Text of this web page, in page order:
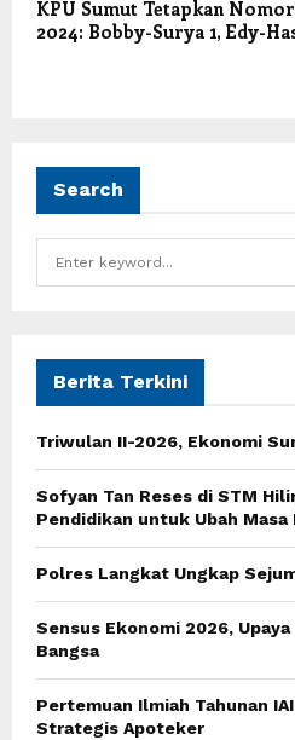
KPU Sumut Tetapkan
2024: Bobby-Surya 1, Edy-
Search
f
r
Berita Terkini
Triwulan II-2026, Ekonomi
Sofyan Tan Reses di STM
Pendidikan untuk Ubah Masa
Polres Langkat Ungkap
Sensus Ekonomi 2026, Upaya
Bangsa
Pertemuan Ilmiah Tahunan
Strategis Apoteker